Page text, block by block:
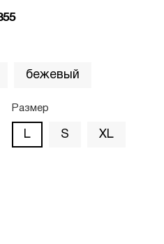
бежевый
Размер
L S XL